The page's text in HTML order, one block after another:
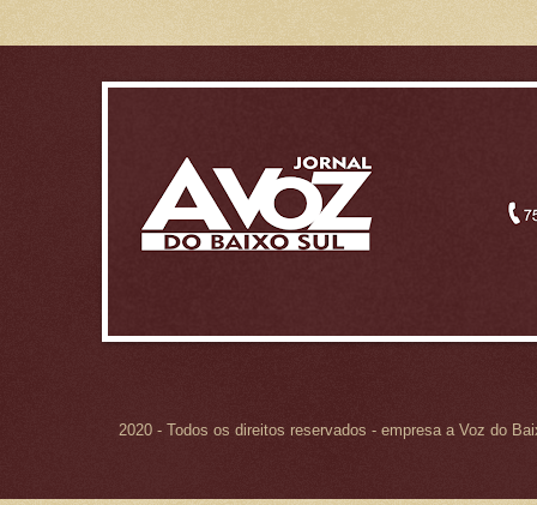
2020 - Todos os direitos reservados - empresa a Voz do